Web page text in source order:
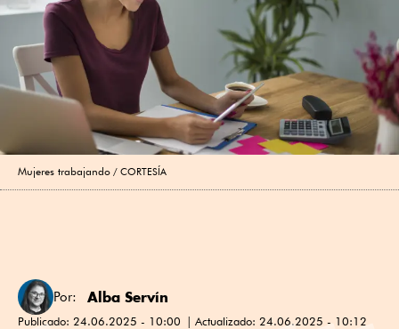
Mujeres trabajando CORTESÍA
Por: Alba Servín
Publicado: 24.06.2025 - 10:00 Actualizado: 24.06.2025 - 10:12